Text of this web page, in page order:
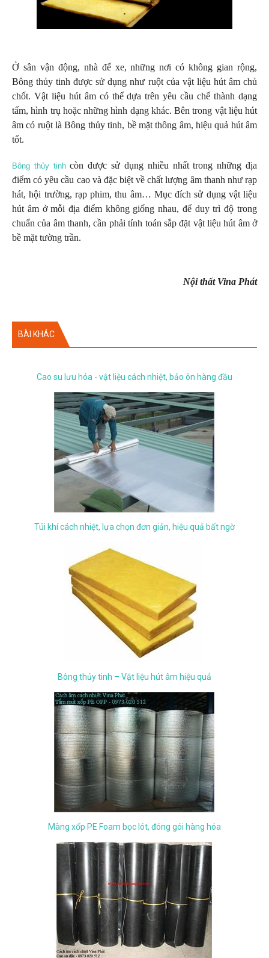
Ở sân vận động, nhà để xe, những nơi có không gian rộng,
Bông thủy tinh được sử dụng như ruột của vật liệu hút âm chủ
chốt. Vật liệu hút âm có thể dựa trên yêu cầu chế thành dạng
tấm, hình trụ hoặc những hình dạng khác. Bên trong vật liệu hút
âm có ruột là Bông thủy tinh, bề mặt thông âm, hiệu quả hút âm
tốt.
Bông thủy tinhcòn được sử dụng nhiều nhất trong những địa
điểm có yêu cầu cao và đặc biệt về chất lượng âm thanh như rạp
hát, hội trường, rạp phim, thu âm… Mục đích sử dụng vật liệu
hút âm ở mỗi địa điểm không giống nhau, để duy trì độ trong
chuẩn của âm thanh, cần phải tính toán sắp đặt vật liệu hút âm ở
bề mặt tường trần.
Nội thất Vina Phát
BÀI KHÁC
Cao su lưu hóa - vật liệu cách nhiệt, bảo ôn hàng đầu
Túi khí cách nhiệt, lựa chọn đơn giản, hiệu quả bất ngờ
Bông thủy tinh – Vật liệu hút âm hiệu quả
Màng xốp PE Foam bọc lót, đóng gói hàng hóa